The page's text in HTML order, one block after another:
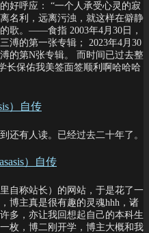
好呼应： “一个人承受心灵的寂
名利，远离污浊，就这样在僻静
歌。——食指 2003年4月30日，
溥的第一张专辑； 2023年4月30
的第N张专辑。 而时间已过去整
长保佑我美签面签顺利啊哈哈哈
）自传
还有人读。已经过去二十年了。
）自传
自称站长）的网站，于是花了一
博主真是很有趣的灵魂hhh，诸
多，亦让我回想起自己的本科生
枚，博二刚开学，博主大概和我